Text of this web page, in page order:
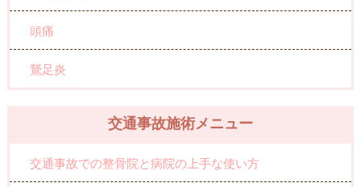
頭痛
鵞足炎
交通事故施術メニュー
交通事故での整骨院と病院の上手な使い方